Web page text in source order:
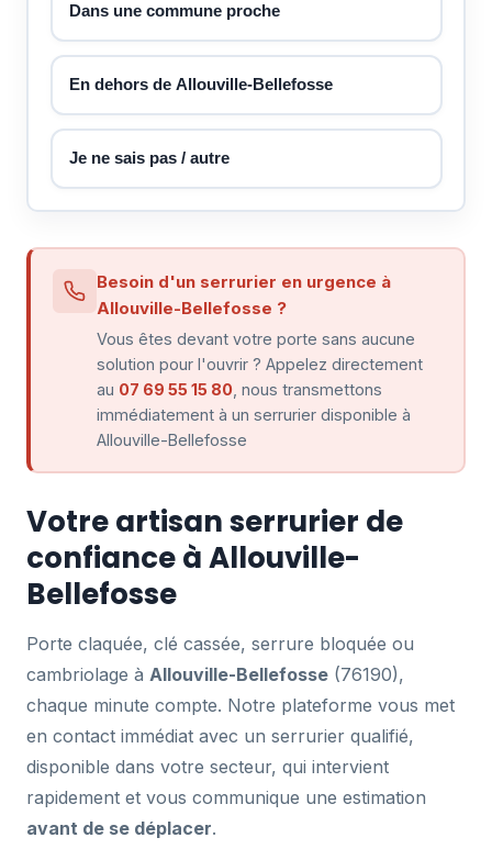
Dans une commune proche
En dehors de Allouville-Bellefosse
Je ne sais pas / autre
Besoin d'un serrurier en urgence à
Allouville-Bellefosse ?
Vous êtes devant votre porte sans aucune
solution pour l'ouvrir ? Appelez directement
au 07 69 55 15 80 , nous transmettons
immédiatement à un serrurier disponible à
Allouville-Bellefosse
Votre artisan serrurier de
confiance à Allouville-
Bellefosse
Porte claquée, clé cassée, serrure bloquée ou
cambriolage à Allouville-Bellefosse (76190),
chaque minute compte. Notre plateforme vous met
en contact immédiat avec un serrurier qualifié,
disponible dans votre secteur, qui intervient
rapidement et vous communique une estimation
avant de se déplacer.